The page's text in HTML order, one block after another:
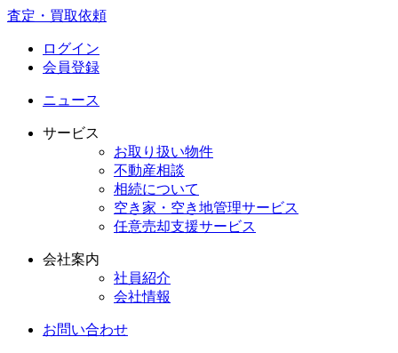
査定 ・ 買取依頼
ログイン
会員登録
ニュース
サービス
お取り扱い物件
不動産相談
相続について
空き家・空き地管理サービス
任意売却支援サービス
会社案内
社員紹介
会社情報
お問い合わせ